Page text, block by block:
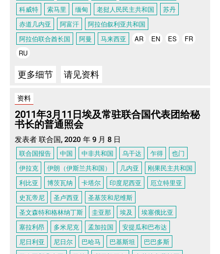
科威特
索马里 缅甸 老挝人民民主共和国
苏丹
赤道几内亚
阿富汗
阿拉伯叙利亚共和国
阿拉伯联合酋长国
阿曼 马来西亚 AR EN ES
FR
RU
更多细节 请见资料
资料
2011年3月11日埃及常驻联合国代表团给秘
书长的普通照会
发表者 联合国, 2020 年 9 月 8 日
联合国报告 中国 中非共和国 乌干达 乍得
也门
伊拉克
伊朗（伊斯兰共和国） 几内亚
刚果民主共和国
利比亚
博茨瓦纳 卡塔尔 印度尼西亚
厄立特里亚
史瓦帝尼
圣卢西亚
圣基茨和尼维斯
圣文森特和格林纳丁斯
圭亚那 埃及
埃塞俄比亚
塞拉利昂
多米尼克 孟加拉国
安提瓜和巴布达
尼日利亚
尼日尔 巴哈马 巴基斯坦
巴巴多斯